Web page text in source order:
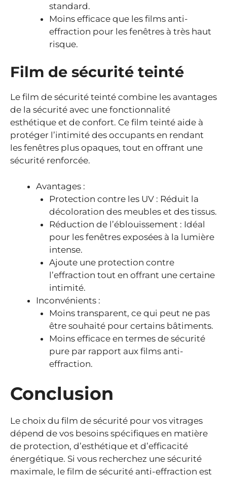
standard.
Moins efficace que les films anti-
effraction pour les fenêtres à très haut
risque.
Film de sécurité teinté
Le film de sécurité teinté combine les avantages
de la sécurité avec une fonctionnalité
esthétique et de confort. Ce film teinté aide à
protéger l’intimité des occupants en rendant
les fenêtres plus opaques, tout en offrant une
sécurité renforcée.
Avantages :
Protection contre les UV : Réduit la
décoloration des meubles et des tissus.
Réduction de l’éblouissement : Idéal
pour les fenêtres exposées à la lumière
intense.
Ajoute une protection contre
l’effraction tout en offrant une certaine
intimité.
Inconvénients :
Moins transparent, ce qui peut ne pas
être souhaité pour certains bâtiments.
Moins efficace en termes de sécurité
pure par rapport aux films anti-
effraction.
Conclusion
Le choix du film de sécurité pour vos vitrages
dépend de vos besoins spécifiques en matière
de protection, d’esthétique et d’efficacité
énergétique. Si vous recherchez une sécurité
maximale, le film de sécurité anti-effraction est